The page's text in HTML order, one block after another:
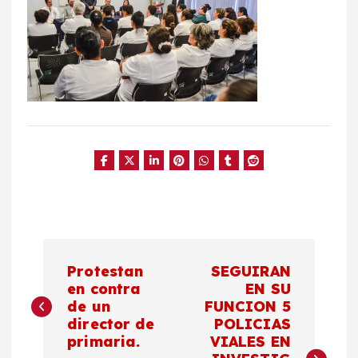
a
Protestan
en contra
de un
director de
primaria.
SEGUIRAN
EN SU
FUNCION 5
POLICIAS
VIALES EN